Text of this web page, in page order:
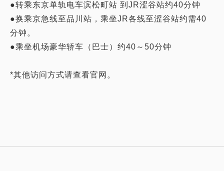
●转乘东京单轨电车滨松町站 到JR涩谷站约40分钟
●换乘京急线至品川站，乘坐JR各线至涩谷站约需40
分钟。
●乘坐机场豪华轿车（巴士）约40～50分钟
*其他访问方式请查看官网。